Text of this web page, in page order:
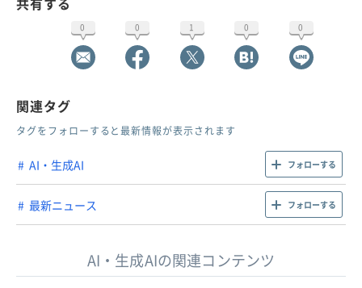
0 0 1 0 0
関連タグ
タグをフォローすると最新情報が表示されます
AI・生成AI フォローする
最新ニュース フォローする
AI・生成AIの関連コンテンツ